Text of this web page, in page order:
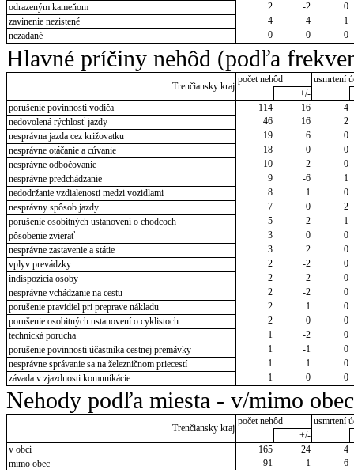
odrazeným kameňom
2 -2
0
zavinenie nezistené
4 4
1
nezadané
0 0 0
Hlavné príčiny nehôd (podľa
Trenčiansky kraj
počet nehôd
usmrtení
+/-
porušenie povinnosti vodiča
114 16
4
nedovolená rýchlosť jazdy
46 16
2
nesprávna jazda cez križovatku
19 6
0
nesprávne otáčanie a cúvanie
18 0
0
nesprávne odbočovanie
10 -2
0
nesprávne predchádzanie
9 -6
1
nedodržanie vzdialenosti medzi vozidlami
8 1
0
nesprávny spôsob jazdy
7 0
2
porušenie osobitných ustanovení o chodcoch
5 2
1
pôsobenie zvierať
3 0
0
nesprávne zastavenie a státie
3 2
0
vplyv prevádzky
2 -2
0
indispozícia osoby
2 2
0
nesprávne vchádzanie na cestu
2 -2
0
porušenie pravidiel pri preprave nákladu
2 1
0
porušenie osobitných ustanovení o cyklistoch
2 0
0
technická porucha
1 -2
0
porušenie povinnosti účastníka cestnej premávky
1 -1
0
nesprávne správanie sa na železničnom priecestí
1 1
0
závada v zjazdnosti komunikácie
1 0 0
Nehody podľa miesta - v/mimo obec
Trenčiansky kraj
počet nehôd
usmrtení
+/-
v obci
165 24
4
mimo obec
91 1
6